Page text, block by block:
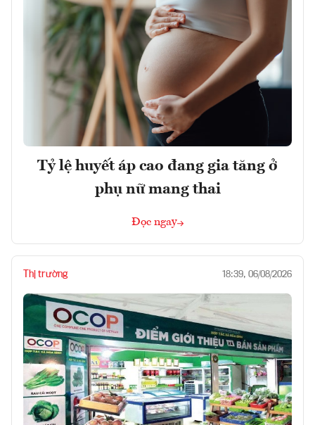
Tỷ lệ huyết áp cao đang gia tăng ở
phụ nữ mang thai
Đọc ngay
Thị trường 18:39, 06/08/2026